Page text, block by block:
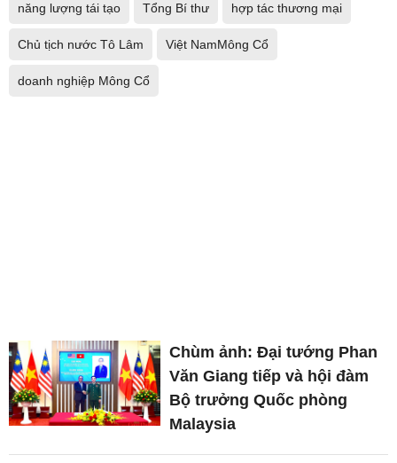
năng lượng tái tạo Tổng Bí thư hợp tác thương mại
Chủ tịch nước Tô Lâm Việt NamMông Cổ
doanh nghiệp Mông Cổ
Chùm ảnh: Đại tướng Phan
Văn Giang tiếp và hội đàm
Bộ trưởng Quốc phòng
Malaysia